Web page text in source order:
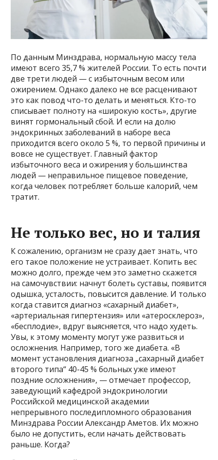
По данным Минздрава, нормальную массу тела
имеют всего 35,7 % жителей России. То есть почти
две трети людей — с избыточным весом или
ожирением. Однако далеко не все расценивают
это как повод что-то делать и меняться. Кто-то
списывает полноту на «широкую кость», другие
винят гормональный сбой. И если на долю
эндокринных заболеваний в наборе веса
приходится всего около 5 %, то первой причины и
вовсе не существует. Главный фактор
избыточного веса и ожирения у большинства
людей — неправильное пищевое поведение,
когда человек потребляет больше калорий, чем
тратит.
Не только вес, но и талия
К сожалению, организм не сразу дает знать, что
его такое положение не устраивает. Копить вес
можно долго, прежде чем это заметно скажется
на самочувствии: начнут болеть суставы, появится
одышка, усталость, повысится давление. И только
когда ставится диагноз «сахарный диабет»,
«артериальная гипертензия» или «атеросклероз»,
«бесплодие», вдруг выясняется, что надо худеть.
Увы, к этому моменту могут уже развиться и
осложнения. Например, того же диабета. «В
момент установления диагноза „сахарный диабет
второго типа“ 40-45 % больных уже имеют
поздние осложнения», — отмечает профессор,
заведующий кафедрой эндокринологии
Российской медицинской академии
непрерывного последипломного образования
Минздрава России Александр Аметов. Их можно
было не допустить, если начать действовать
раньше. Когда?